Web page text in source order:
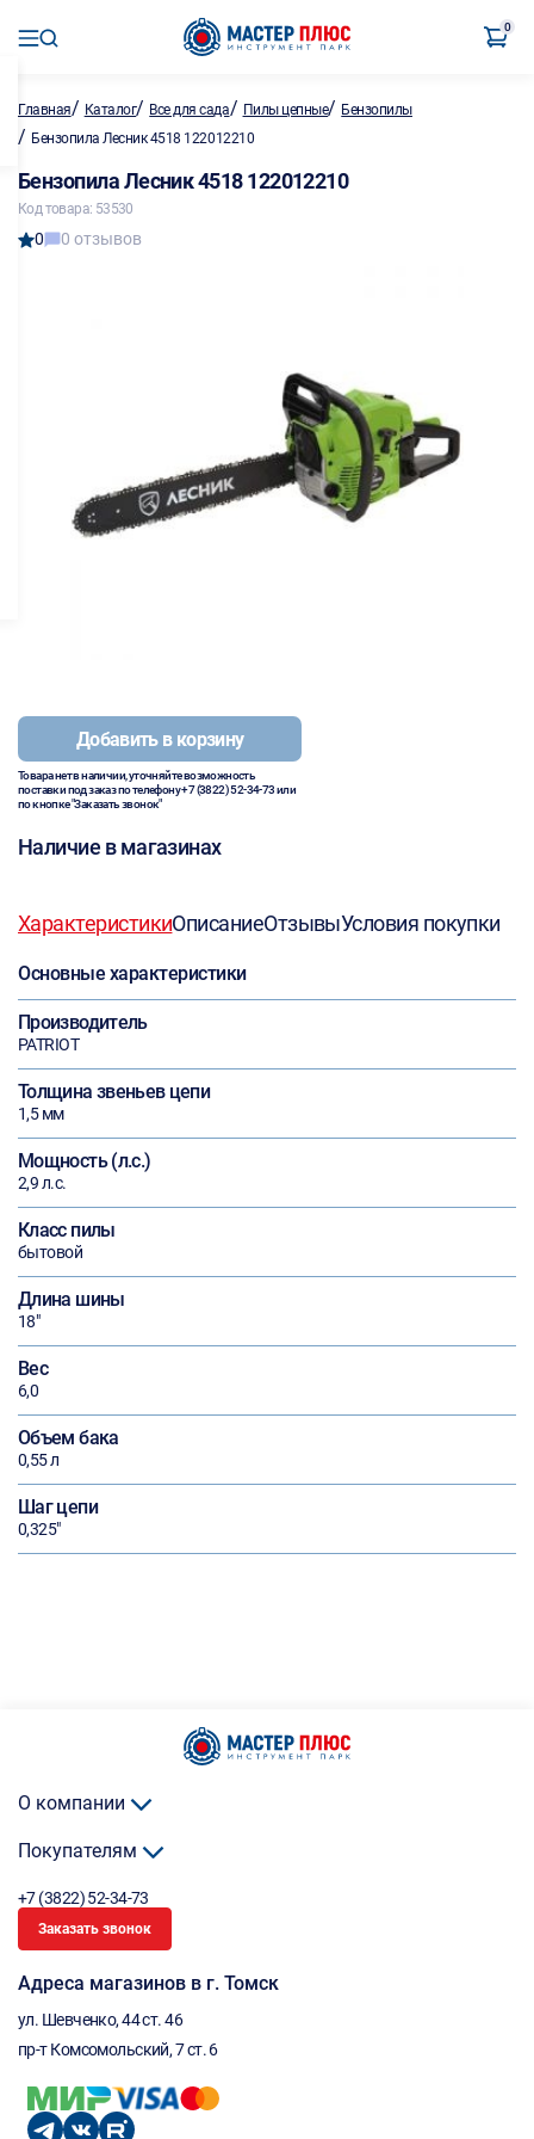
0
Главная/ Каталог/ Все для сада/ Пилы цепные/ Бензопилы
/ Бензопила Лесник 4518 122012210
Бензопила Лесник 4518 122012210
Код товара: 53530
0 0 отзывов
Добавить в корзину
Товара нет в наличии, уточняйте возможность
поставки под заказ по телефону+7 (3822) 52-34-73или
по кнопке "Заказать звонок"
Наличие в магазинах
ХарактеристикиОписаниеОтзывыУсловия покупки
Основные характеристики
Производитель
PATRIOT
Толщина звеньев цепи
1,5 мм
Мощность (л.с.)
2,9 л.с.
Класс пилы
бытовой
Длина шины
18"
Вес
6,0
Объем бака
0,55 л
Шаг цепи
0,325"
О компании
Покупателям
+7 (3822) 52-34-73
Заказать звонок
Адреса магазинов в г. Томск
ул. Шевченко, 44 ст. 46
пр-т Комсомольский, 7 ст. 6